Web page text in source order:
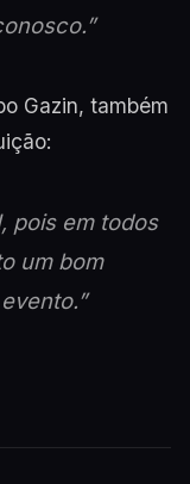
Gazin, também
pois em todos
um bom